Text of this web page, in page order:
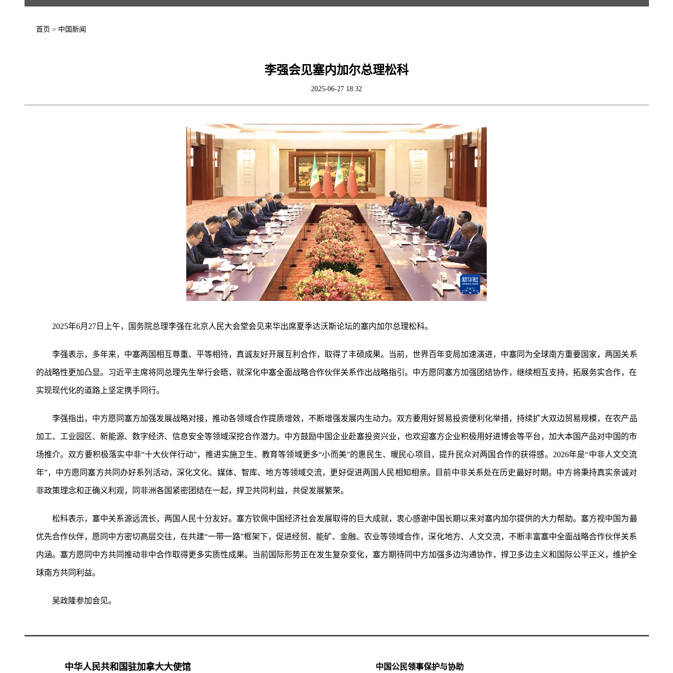
首页 > 中国新闻
李强会见塞内加尔总理松科
2025-06-27 18:32
2025年6月27日上午，国务院总理李强在北京人民大会堂会见来华出席夏季达沃斯论坛的塞内加尔总理松科。
李强表示，多年来，中塞两国相互尊重、平等相待，真诚友好开展互利合作，取得了丰硕成果。当前，世界百年变局加速演进，中塞同为全球南方重要国家，两国关系
的战略性更加凸显。习近平主席将同总理先生举行会晤，就深化中塞全面战略合作伙伴关系作出战略指引。中方愿同塞方加强团结协作，继续相互支持，拓展务实合作，在
实现现代化的道路上坚定携手同行。
李强指出，中方愿同塞方加强发展战略对接，推动各领域合作提质增效，不断增强发展内生动力。双方要用好贸易投资便利化举措，持续扩大双边贸易规模，在农产品
加工、工业园区、新能源、数字经济、信息安全等领域深挖合作潜力。中方鼓励中国企业赴塞投资兴业，也欢迎塞方企业积极用好进博会等平台，加大本国产品对中国的市
场推介。双方要积极落实中非“十大伙伴行动”，推进实施卫生、教育等领域更多“小而美”的惠民生、暖民心项目，提升民众对两国合作的获得感。2026年是“中非人文交流
年”，中方愿同塞方共同办好系列活动，深化文化、媒体、智库、地方等领域交流，更好促进两国人民相知相亲。目前中非关系处在历史最好时期。中方将秉持真实亲诚对
非政策理念和正确义利观，同非洲各国紧密团结在一起，捍卫共同利益，共促发展繁荣。
松科表示，塞中关系源远流长，两国人民十分友好。塞方钦佩中国经济社会发展取得的巨大成就，衷心感谢中国长期以来对塞内加尔提供的大力帮助。塞方视中国为最
优先合作伙伴，愿同中方密切高层交往，在共建“一带一路”框架下，促进经贸、能矿、金融、农业等领域合作，深化地方、人文交流，不断丰富塞中全面战略合作伙伴关系
内涵。塞方愿同中方共同推动非中合作取得更多实质性成果。当前国际形势正在发生复杂变化，塞方期待同中方加强多边沟通协作，捍卫多边主义和国际公平正义，维护全
球南方共同利益。
吴政隆参加会见。
中华人民共和国驻加拿大大使馆 中国公民领事保护与协助